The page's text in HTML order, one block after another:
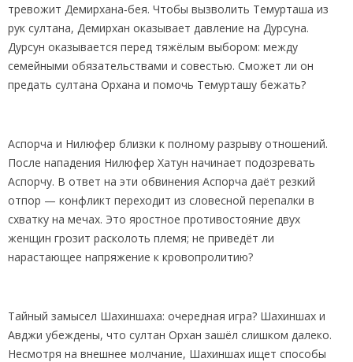
тревожит Демирхана‑бея. Чтобы вызволить Темурташа из
рук султана, Демирхан оказывает давление на Дурсуна.
Дурсун оказывается перед тяжёлым выбором: между
семейными обязательствами и совестью. Сможет ли он
предать султана Орхана и помочь Темурташу бежать?
Аспорча и Нилюфер близки к полному разрыву отношений.
После нападения Нилюфер Хатун начинает подозревать
Аспорчу. В ответ на эти обвинения Аспорча даёт резкий
отпор — конфликт переходит из словесной перепалки в
схватку на мечах. Это яростное противостояние двух
женщин грозит расколоть племя; не приведёт ли
нарастающее напряжение к кровопролитию?
Тайный замысел Шахиншаха: очередная игра? Шахиншах и
Авджи убеждены, что султан Орхан зашёл слишком далеко.
Несмотря на внешнее молчание, Шахиншах ищет способы